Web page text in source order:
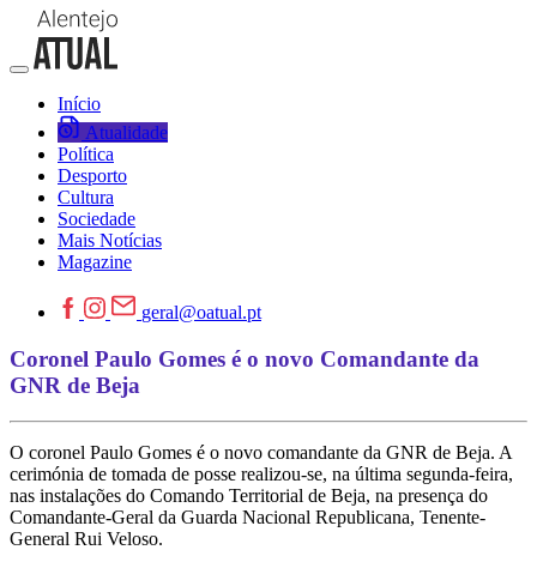
Início
Atualidade
Política
Desporto
Cultura
Sociedade
Mais Notícias
Magazine
geral@oatual.pt
Coronel Paulo Gomes é o novo Comandante da
GNR de Beja
O coronel Paulo Gomes é o novo comandante da GNR de Beja. A
cerimónia de tomada de posse realizou-se, na última segunda-feira,
nas instalações do Comando Territorial de Beja, na presença do
Comandante-Geral da Guarda Nacional Republicana, Tenente-
General Rui Veloso.